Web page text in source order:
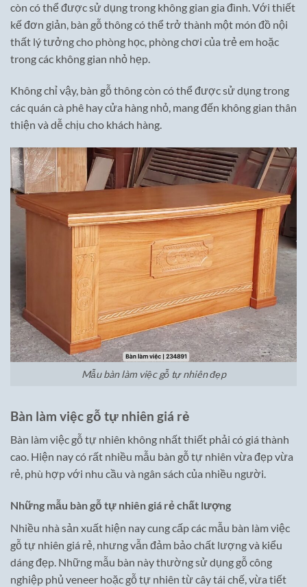
còn có thể được sử dụng trong không gian gia đình. Với thiết
kế đơn giản, bàn gỗ thông có thể trở thành một món đồ nội
thất lý tưởng cho phòng học, phòng chơi của trẻ em hoặc
trong các không gian nhỏ hẹp.
Không chỉ vậy, bàn gỗ thông còn có thể được sử dụng trong
các quán cà phê hay cửa hàng nhỏ, mang đến không gian thân
thiện và dễ chịu cho khách hàng.
Mẫu bàn làm việc gỗ tự nhiên đẹp
Bàn làm việc gỗ tự nhiên giá rẻ
Bàn làm việc gỗ tự nhiên không nhất thiết phải có giá thành
cao. Hiện nay có rất nhiều mẫu bàn gỗ tự nhiên vừa đẹp vừa
rẻ, phù hợp với nhu cầu và ngân sách của nhiều người.
Những mẫu bàn gỗ tự nhiên giá rẻ chất lượng
Nhiều nhà sản xuất hiện nay cung cấp các mẫu bàn làm việc
gỗ tự nhiên giá rẻ, nhưng vẫn đảm bảo chất lượng và kiểu
dáng đẹp. Những mẫu bàn này thường sử dụng gỗ công
nghiệp phủ veneer hoặc gỗ tự nhiên từ cây tái chế, vừa tiết